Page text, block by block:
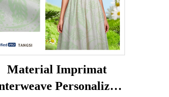
Material Imprimat
Personalizat